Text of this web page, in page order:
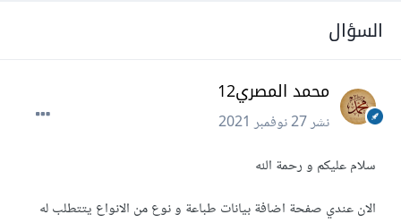
السؤال
محمد المصري12
نشر27 نوفمبر 2021
سلام عليكم و رحمة الله
الان عندي صفحة اضافة بيانات طباعة و نوع من الانواع يتتطلب له